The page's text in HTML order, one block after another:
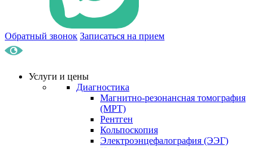
Обратный звонок Записаться на прием
Услуги и цены
Диагностика
Магнитно-резонансная томография
(МРТ)
Рентген
Кольпоскопия
Электроэнцефалография (ЭЭГ)